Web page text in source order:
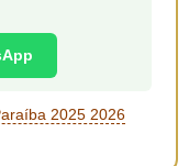
2025 2026